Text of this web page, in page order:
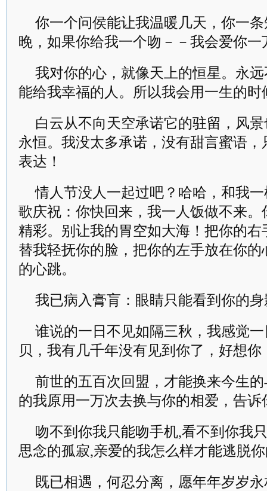
你一个问侯能让我温暖几天，你一
晚，如果你给我一个吻－－我会爱你一
我对你的心，就像天上的恒星。永
能给我幸福的人。所以我会用一生的时
白云从不向天空承诺它的驻留，风
永恒。我没太多承诺，没有甜言蜜语
表达！
情人节没人一起过吧？哈哈，和我
歌庆祝：你快回来，我一人饭做不来
精彩。别让我的胃空如大海！把你的
替我轻抚你的脸，把你的左手放在你
的心跳。
我已病入膏肓：眼睛只能看到你的身
谁说的一日不见如隔三秋，我感觉
贝，我有几千年没有见到你了，好想你
前世的五百次回盟，才能换来今生
的我原用一万次去换与你的相爱，告
吻不到你我只能吻手机,看不到你我
思念的孤寂,亲爱的我怎么样才能逃脱
既已相遇，何忍分离，愿年年岁岁